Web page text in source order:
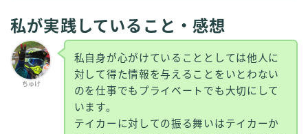
私が実践していること・感想
ちゅけ
私自身が心がけていることとしては他人に
対して得た情報を与えることをいとわない
のを仕事でもプライベートでも大切にして
います。
テイカーに対しての振る舞いはテイカーか